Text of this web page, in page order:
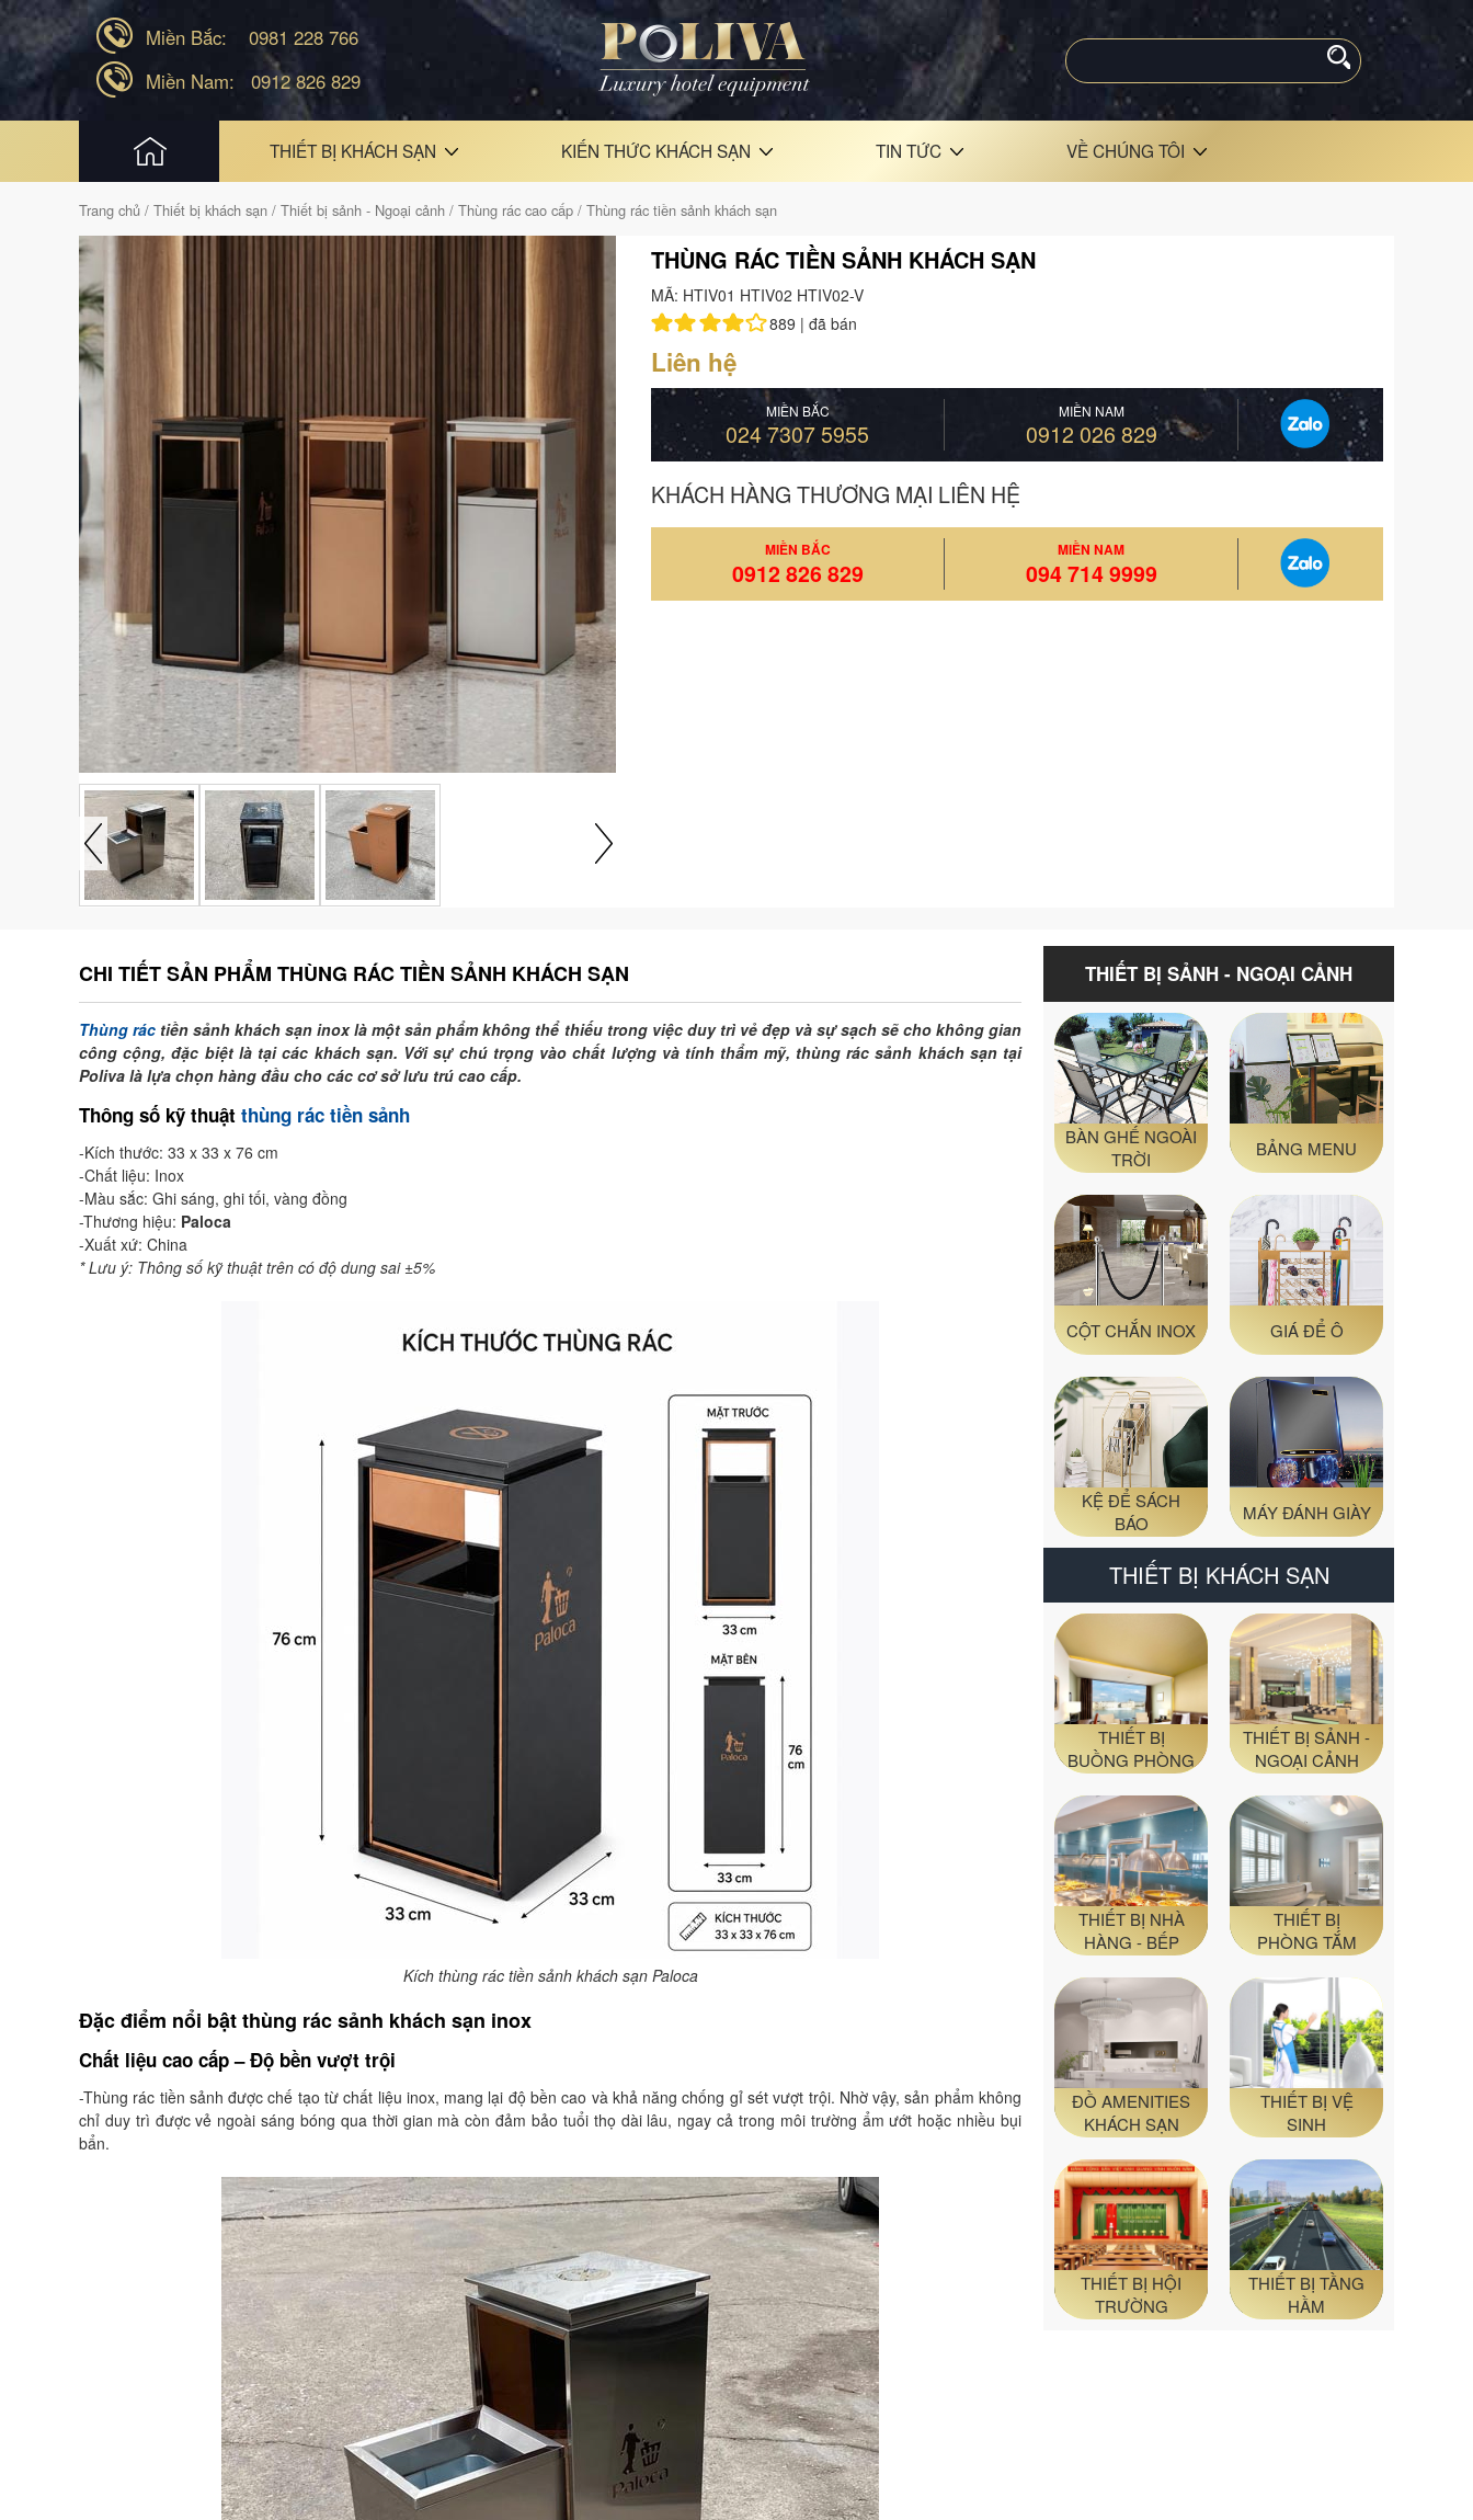
Miền Bắc:
0981 228 766
Miền Nam:
0912 826 829
THIẾT BỊ KHÁCH SẠN KIẾN THỨC KHÁCH SẠN TIN TỨC VỀ CHÚNG TÔI
Trang chủ / Thiết bị khách sạn / Thiết bị sảnh - Ngoại cảnh / Thùng rác cao cấp / Thùng rác tiền sảnh khách sạn
THÙNG RÁC TIỀN SẢNH KHÁCH SẠN
MÃ: HTIV01 HTIV02 HTIV02-V
889 |đã bán
Liên hệ
MIỀN BẮC
024 7307 5955
MIỀN NAM
0912 026 829
KHÁCH HÀNG THƯƠNG MẠI LIÊN HỆ
MIỀN BẮC
0912 826 829
MIỀN NAM
094 714 9999
CHI TIẾT SẢN PHẨM THÙNG RÁC TIỀN SẢNH KHÁCH SẠN
Thùng rác tiền sảnh khách sạn inox là một sản phẩm không thể thiếu trong việc duy trì vẻ đẹp và sự sạch sẽ cho không gian
công cộng, đặc biệt là tại các khách sạn. Với sự chú trọng vào chất lượng và tính thẩm mỹ, thùng rác sảnh khách sạn tại
Poliva là lựa chọn hàng đầu cho các cơ sở lưu trú cao cấp.
Thông số kỹ thuật thùng rác tiền sảnh
-Kích thước: 33 x 33 x 76 cm
-Chất liệu: Inox
-Màu sắc: Ghi sáng, ghi tối, vàng đồng
-Thương hiệu: Paloca
-Xuất xứ: China
* Lưu ý: Thông số kỹ thuật trên có độ dung sai ±5%
Kích thùng rác tiền sảnh khách sạn Paloca
Đặc điểm nổi bật thùng rác sảnh khách sạn inox
Chất liệu cao cấp – Độ bền vượt trội
-Thùng rác tiền sảnh được chế tạo từ chất liệu inox, mang lại độ bền cao và khả năng chống gỉ sét vượt trội. Nhờ vậy, sản phẩm không
chỉ duy trì được vẻ ngoài sáng bóng qua thời gian mà còn đảm bảo tuổi thọ dài lâu, ngay cả trong môi trường ẩm ướt hoặc nhiều bụi
bẩn.
THIẾT BỊ SẢNH - NGOẠI CẢNH
BÀN GHẾ NGOÀI
TRỜI
BẢNG MENU
CỘT CHẮN INOX GIÁ ĐỂ Ô
KỆ ĐỂ SÁCH
BÁO
MÁY ĐÁNH GIÀY
THIẾT BỊ KHÁCH SẠN
THIẾT BỊ
BUỒNG PHÒNG
THIẾT BỊ SẢNH -
NGOẠI CẢNH
THIẾT BỊ NHÀ
HÀNG - BẾP
THIẾT BỊ
PHÒNG TẮM
ĐỒ AMENITIES
KHÁCH SẠN
THIẾT BỊ VỆ
SINH
THIẾT BỊ HỘI
TRƯỜNG
THIẾT BỊ TẦNG
HẦM